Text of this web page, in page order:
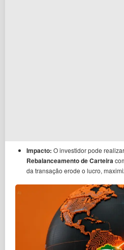
Impacto: O investidor pode
Rebalanceamento de Carteira
da transação erode o lucro,